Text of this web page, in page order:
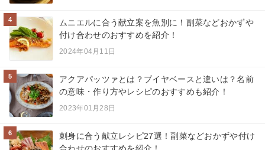
4
ムニエルに合う献立案を魚別に！副菜などおかずや
付け合わせのおすすめを紹介！
2024年04月11日
5
アクアパッツァとは？ブイヤベースと違いは？名前
の意味・作り方やレシピのおすすめも紹介！
2023年01月28日
6
刺身に合う献立レシピ27選！副菜などおかずや付け